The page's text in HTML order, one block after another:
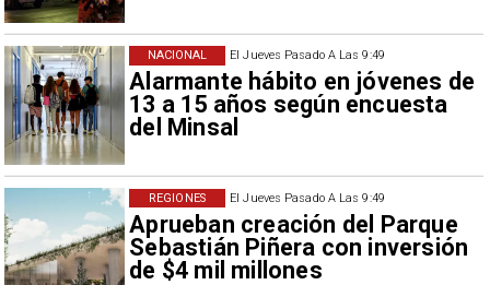
El Jueves Pasado A Las 9:49
Alarmante hábito en jóvenes de
13 a 15 años según encuesta
del Minsal
NACIONAL
El Jueves Pasado A Las 9:49
Aprueban creación del Parque
Sebastián Piñera con inversión
de $4 mil millones
REGIONES